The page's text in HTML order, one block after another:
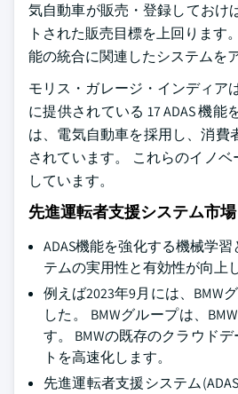
気自動車が販売・登録しておけ
トされた販売目標を上回ります
能の統合に関連したシステムを
モリス・ガレージ・インディア
に提供されている 17 ADAS 機
は、電気自動車を採用し、消費
されています。 これらのイノ
しています。
先進運転者支援システム市
ADAS機能を強化する機械学
テムの実用性と有効性が向上
例えば2023年9月には、BMW
した。 BMWグループは、
す。 BMWの既存のクラウド
トを高速化します。
先進運転者支援システム